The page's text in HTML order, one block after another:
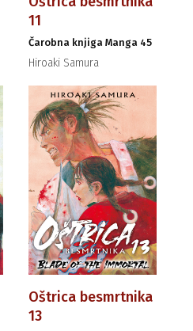
11
Čarobna knjiga Manga 45
Hiroaki Samura
Oštrica besmrtnika
13